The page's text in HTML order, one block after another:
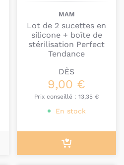
MAM
Lot de 2 sucettes en
silicone + boîte de
stérilisation Perfect
Tendance
DÈS
9,00 €
Prix conseillé : 13,35 €
En stock